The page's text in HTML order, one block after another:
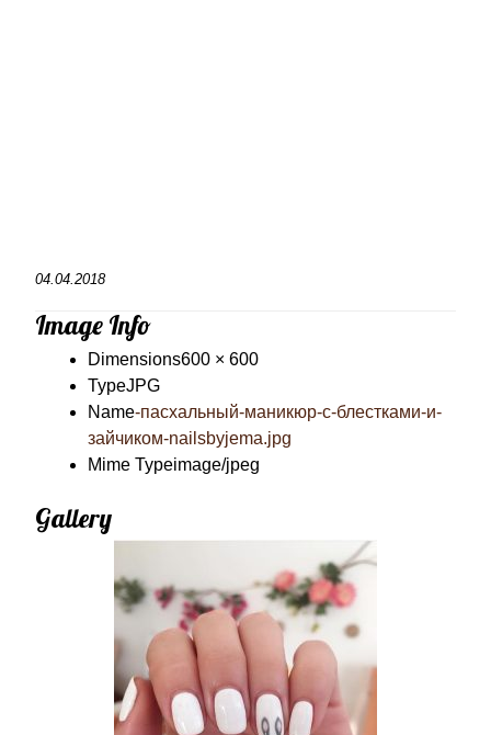
04.04.2018
Image Info
Dimensions600 × 600
TypeJPG
Name-пасхальный-маникюр-с-блестками-и-
зайчиком-nailsbyjema.jpg
Mime Typeimage/jpeg
Gallery